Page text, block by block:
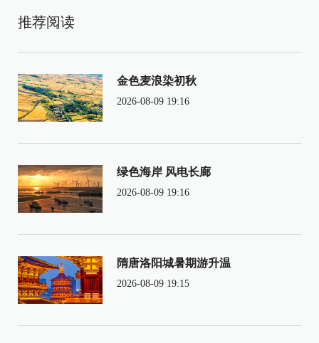
推荐阅读
金色麦浪染初秋
2026-08-09 19:16
绿色海岸 风电长廊
2026-08-09 19:16
隋唐洛阳城暑期游升温
2026-08-09 19:15